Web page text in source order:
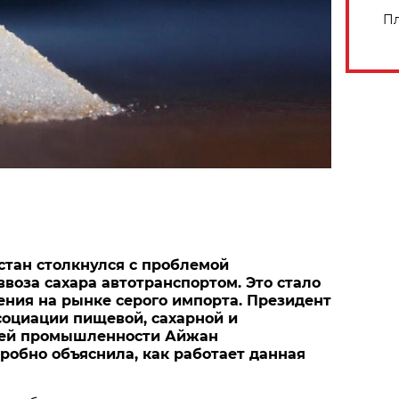
столкнулся с проблемой
сахара автотранспортом. Это стало
на рынке серого импорта. Президент
пищевой, сахарной и
промышленности Айжан
объяснила, как работает данная